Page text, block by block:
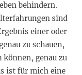
behindern.
sind
einer oder
zu schauen,
können, genau zu
ist für mich eine